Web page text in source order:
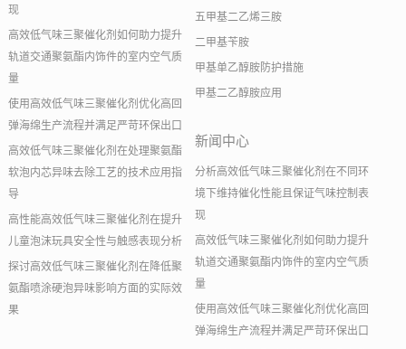
现
高效低气味三聚催化剂如何助力提升
轨道交通聚氨酯内饰件的室内空气质
量
使用高效低气味三聚催化剂优化高回
弹海绵生产流程并满足严苛环保出口
高效低气味三聚催化剂在处理聚氨酯
软泡内芯异味去除工艺的技术应用指
导
高性能高效低气味三聚催化剂在提升
儿童泡沫玩具安全性与触感表现分析
探讨高效低气味三聚催化剂在降低聚
氨酯喷涂硬泡异味影响方面的实际效
果
五甲基二乙烯三胺
二甲基苄胺
甲基单乙醇胺防护措施
甲基二乙醇胺应用
新闻中心
分析高效低气味三聚催化剂在不同环
境下维持催化性能且保证气味控制表
现
高效低气味三聚催化剂如何助力提升
轨道交通聚氨酯内饰件的室内空气质
量
使用高效低气味三聚催化剂优化高回
弹海绵生产流程并满足严苛环保出口